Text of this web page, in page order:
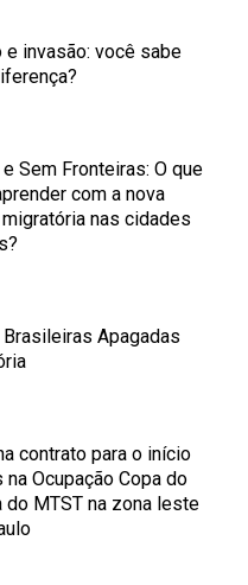
e invasão: você sabe
Sem Fronteiras: O que
com a nova
nas cidades
Apagadas
contrato para o início
Ocupação Copa do
do MTST na zona leste